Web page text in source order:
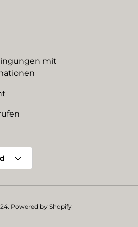
mit
. Powered by Shopify